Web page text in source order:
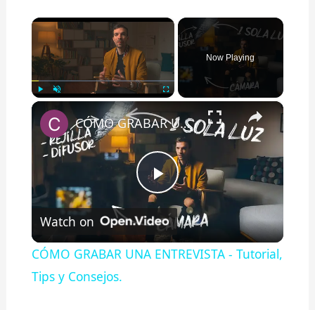
×
Now Playing
×
Play
Video
CÓMO GRABAR UNA ENTREVISTA - Tutorial, Tips y Consejos.
Watch on
CÓMO GRABAR UNA ENTREVISTA - Tutorial,
Tips y Consejos.